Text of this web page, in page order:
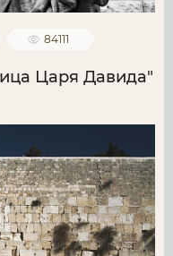
84111
Царя Давида"